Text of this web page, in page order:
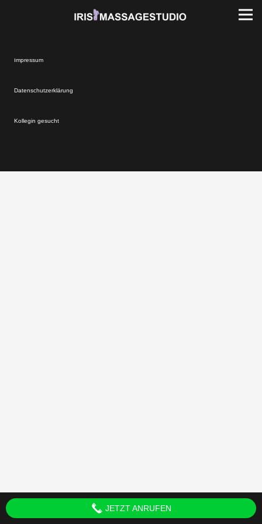
Impressum
Datenschutzerklärung
Kollegin gesucht
JETZT ANRUFEN